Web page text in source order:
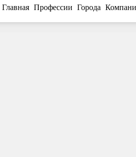
Главная Профессии Города